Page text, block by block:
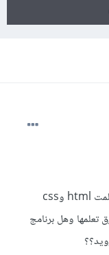
انا عايز اتعلم برمجة تطبيقات الاندرويد علما تعلمت html وcss
وهل برنامج